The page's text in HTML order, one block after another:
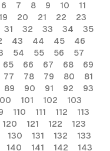
6 7 8 9 10
11
19 20 21 22
23
31 32 33 34
35
43 44 45
46
54 55 56
57
65 66 67 68
69
77 78 79 80
81
89 90 91 92
93
101 102
103
110 111 112
113
120 121 122
123
130 131 132
133
140 141 142 143